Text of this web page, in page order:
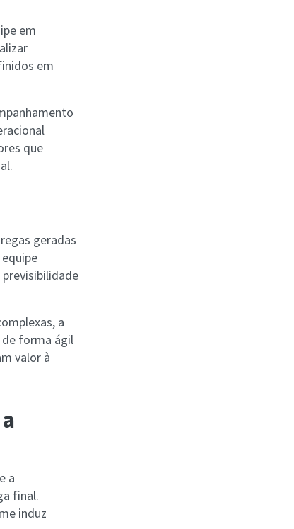
em
em
que
geradas
a
forma ágil
valor à
a
final.
induz